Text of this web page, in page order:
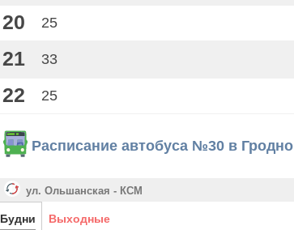
20 25
21 33
22 25
Расписание автобуса №30 в Гродно
ул. Ольшанская - КСМ
Будни Выходные